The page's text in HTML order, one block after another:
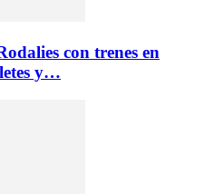
con trenes en
y…